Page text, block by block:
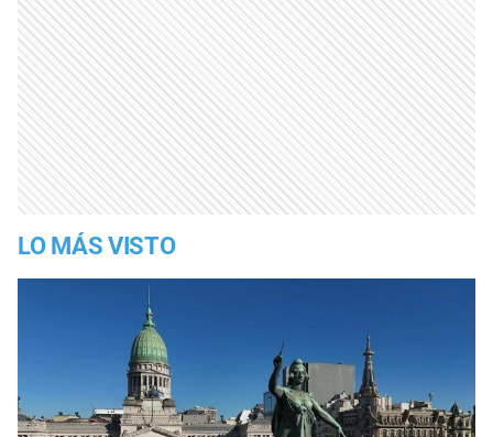
LO MÁS VISTO